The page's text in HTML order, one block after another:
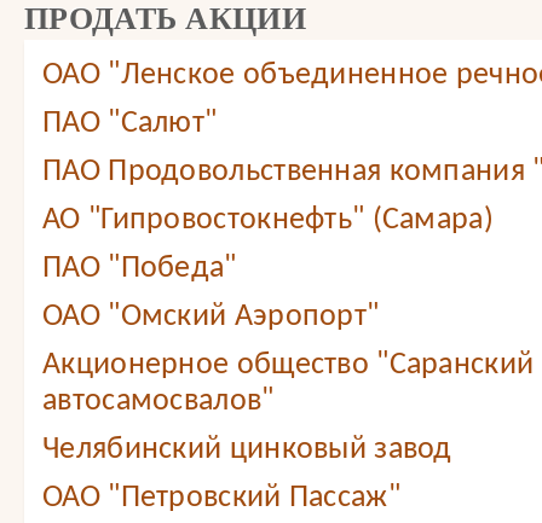
ПРОДАТЬ АКЦИИ
ОАО "Ленское объединенное
ПАО "Салют"
ПАО Продовольственная
АО "Гипровостокнефть" (Самара)
ПАО "Победа"
ОАО "Омский Аэропорт"
Акционерное общество "Саранский
автосамосвалов"
Челябинский цинковый завод
ОАО "Петровский Пассаж"